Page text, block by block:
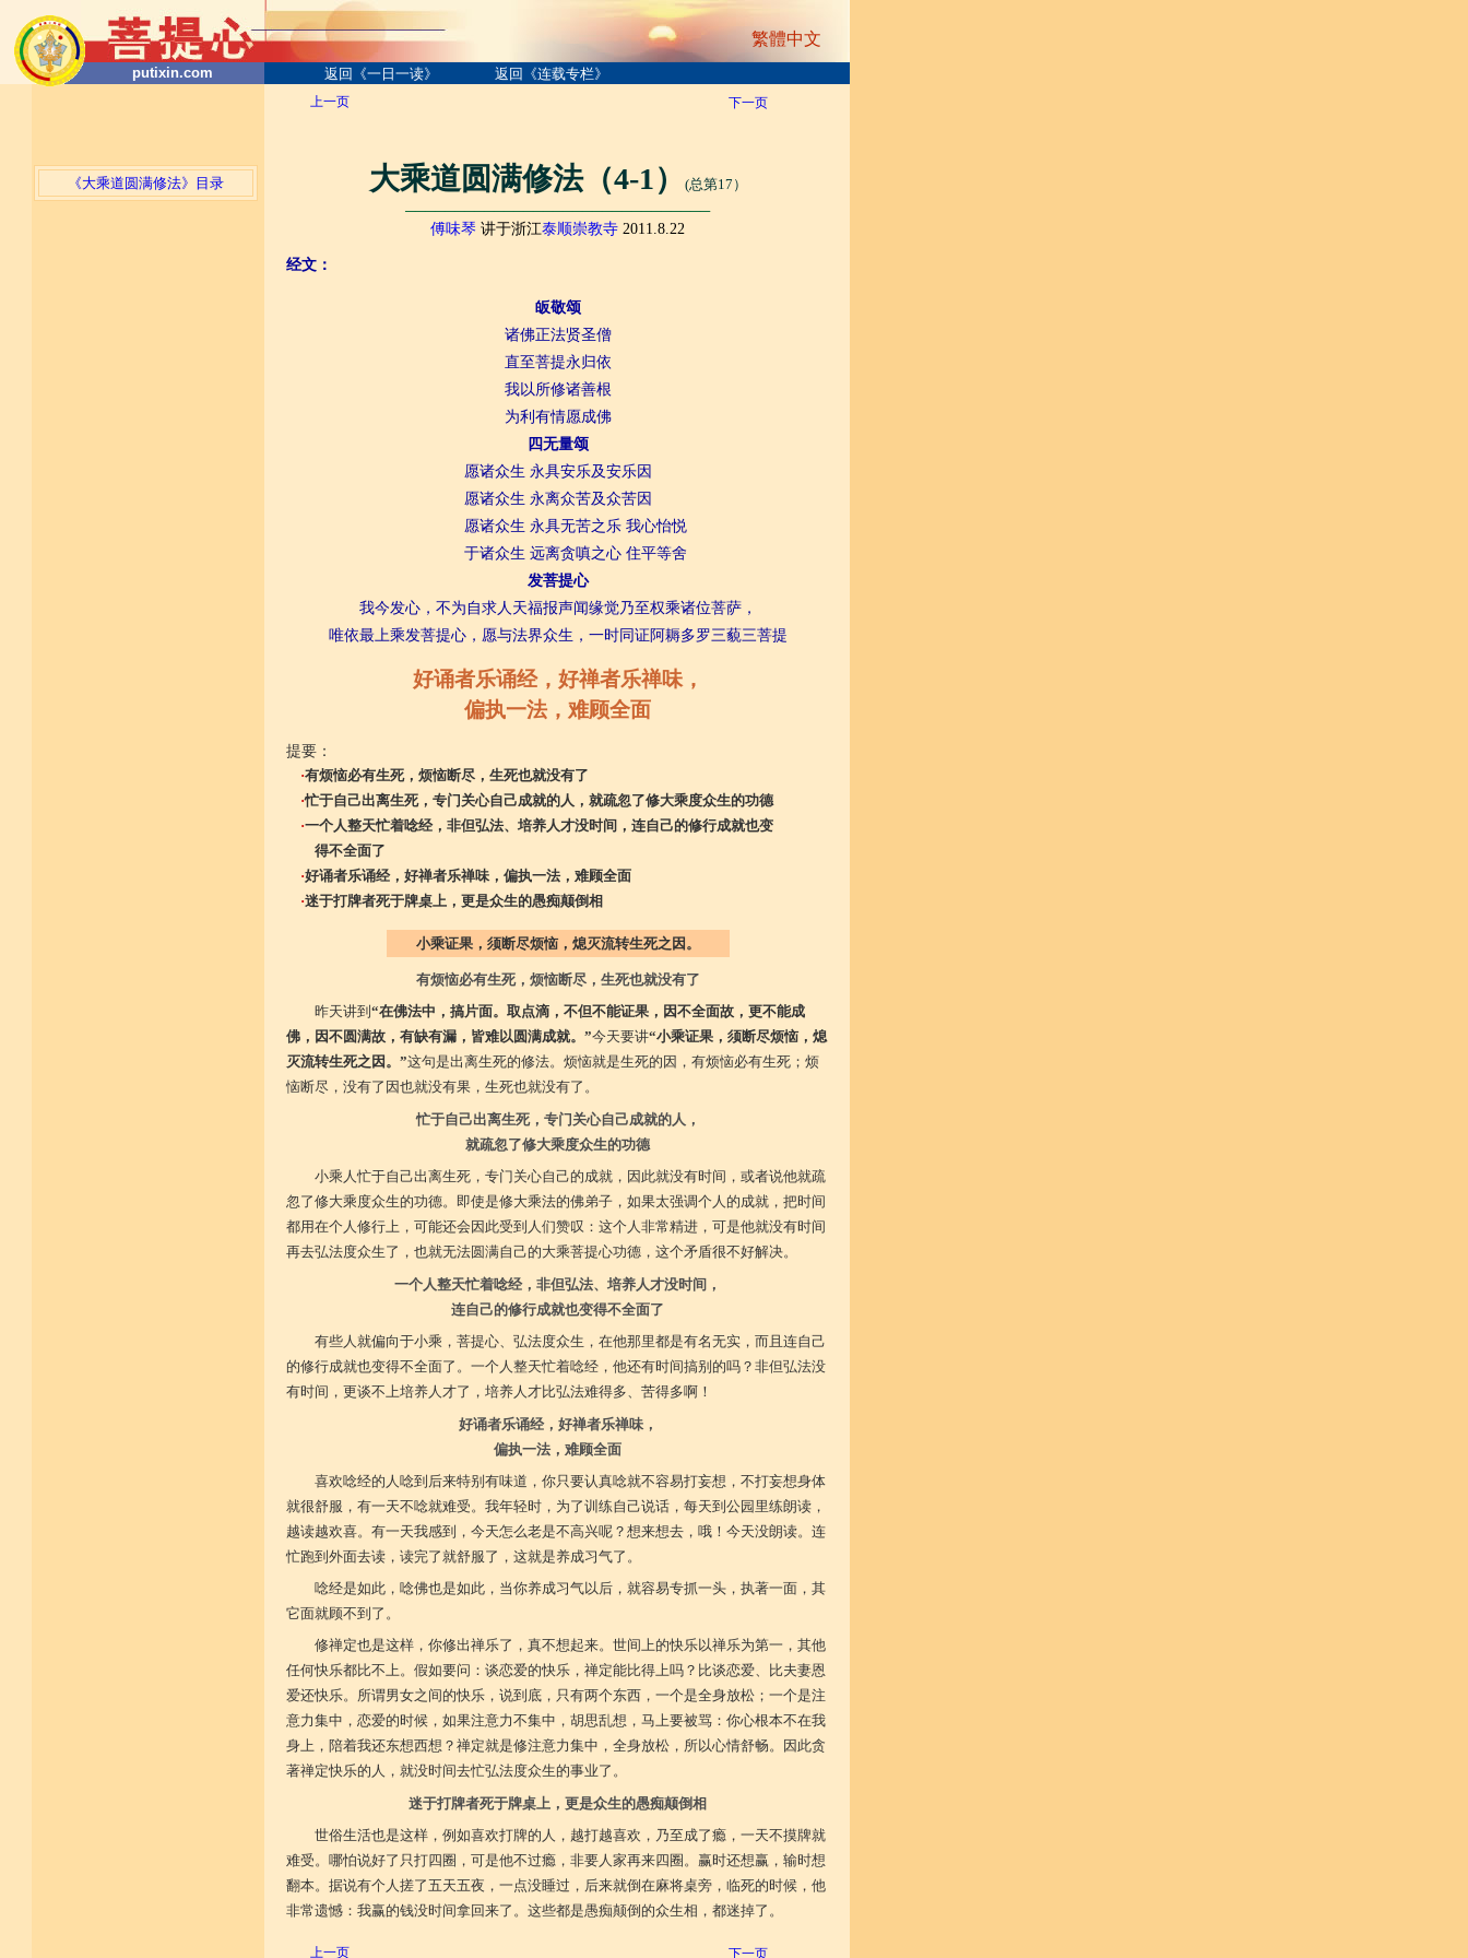
putixin.com 返回《一日一读》 返回《连载专栏》
《大乘道圆满修法》目录
上一页 下一页
大乘道圆满修法（4-1）
(总第17）
───────────────────────────────
傅味琴 讲于浙江泰顺崇教寺 2011.8.22
经文：
皈敬颂
诸佛正法贤圣僧
直至菩提永归依
我以所修诸善根
为利有情愿成佛
四无量颂
愿诸众生 永具安乐及安乐因
愿诸众生 永离众苦及众苦因
愿诸众生 永具无苦之乐 我心怡悦
于诸众生 远离贪嗔之心 住平等舍
发菩提心
我今发心，不为自求人天福报声闻缘觉乃至权乘诸位菩萨，
唯依最上乘发菩提心，愿与法界众生，一时同证阿耨多罗三藐三菩提
好诵者乐诵经，好禅者乐禅味，
偏执一法，难顾全面
提要：
·有烦恼必有生死，烦恼断尽，生死也就没有了
·忙于自己出离生死，专门关心自己成就的人，就疏忽了修大乘度众生的功德
·一个人整天忙着唸经，非但弘法、培养人才没时间，连自己的修行成就也变
得不全面了
·好诵者乐诵经，好禅者乐禅味，偏执一法，难顾全面
·迷于打牌者死于牌桌上，更是众生的愚痴颠倒相
小乘证果，须断尽烦恼，熄灭流转生死之因。
有烦恼必有生死，烦恼断尽，生死也就没有了
昨天讲到 “在佛法中，搞片面。取点滴，不但不能证果，因不全面故，更不能成
佛，因不圆满故，有缺有漏，皆难以圆满成就。”今天要讲“小乘证果，须断尽烦恼，熄
灭流转生死之因。”这句是出离生死的修法。烦恼就是生死的因，有烦恼必有生死；烦
恼断尽，没有了因也就没有果，生死也就没有了。
忙于自己出离生死，专门关心自己成就的人，
就疏忽了修大乘度众生的功德
小乘人忙于自己出离生死，专门关心自己的成就，因此就没有时间，或者说他就疏
忽了修大乘度众生的功德。即使是修大乘法的佛弟子，如果太强调个人的成就，把时间
都用在个人修行上，可能还会因此受到人们赞叹：这个人非常精进，可是他就没有时间
再去弘法度众生了，也就无法圆满自己的大乘菩提心功德，这个矛盾很不好解决。
一个人整天忙着唸经，非但弘法、培养人才没时间，
连自己的修行成就也变得不全面了
有些人就偏向于小乘，菩提心、弘法度众生，在他那里都是有名无实，而且连自己
的修行成就也变得不全面了。一个人整天忙着唸经，他还有时间搞别的吗？非但弘法没
有时间，更谈不上培养人才了，培养人才比弘法难得多、苦得多啊！
好诵者乐诵经，好禅者乐禅味，
偏执一法，难顾全面
喜欢唸经的人唸到后来特别有味道，你只要认真唸就不容易打妄想，不打妄想身体
就很舒服，有一天不唸就难受。我年轻时，为了训练自己说话，每天到公园里练朗读，
越读越欢喜。有一天我感到，今天怎么老是不高兴呢？想来想去，哦！今天没朗读。连
忙跑到外面去读，读完了就舒服了，这就是养成习气了。
唸经是如此，唸佛也是如此，当你养成习气以后，就容易专抓一头，执著一面，其
它面就顾不到了。
修禅定也是这样，你修出禅乐了，真不想起来。世间上的快乐以禅乐为第一，其他
任何快乐都比不上。假如要问：谈恋爱的快乐，禅定能比得上吗？比谈恋爱、比夫妻恩
爱还快乐。所谓男女之间的快乐，说到底，只有两个东西，一个是全身放松；一个是注
意力集中，恋爱的时候，如果注意力不集中，胡思乱想，马上要被骂：你心根本不在我
身上，陪着我还东想西想？禅定就是修注意力集中，全身放松，所以心情舒畅。因此贪
著禅定快乐的人，就没时间去忙弘法度众生的事业了。
迷于打牌者死于牌桌上，更是众生的愚痴颠倒相
世俗生活也是这样，例如喜欢打牌的人，越打越喜欢，乃至成了瘾，一天不摸牌就
难受。哪怕说好了只打四圈，可是他不过瘾，非要人家再来四圈。赢时还想赢，输时想
翻本。据说有个人搓了五天五夜，一点没睡过，后来就倒在麻将桌旁，临死的时候，他
非常遗憾：我赢的钱没时间拿回来了。这些都是愚痴颠倒的众生相，都迷掉了。
上一页 下一页
繁體中文